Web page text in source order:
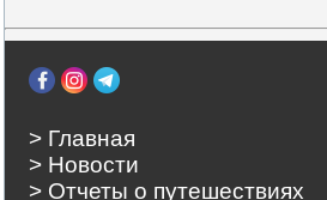
> Главная
> Новости
> Отчеты о путешествиях